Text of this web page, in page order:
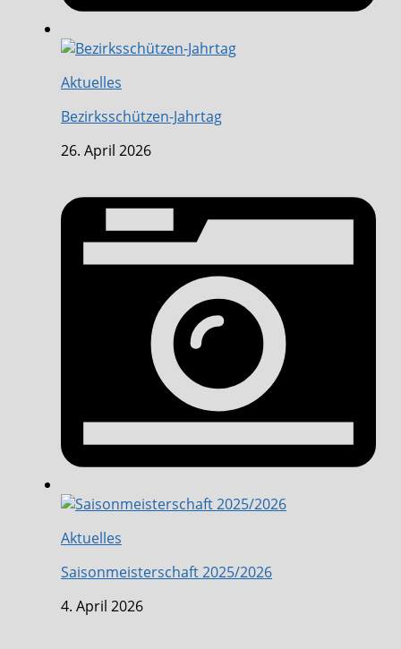
Aktuelles
Bezirksschützen-Jahrtag
26. April 2026
Aktuelles
Saisonmeisterschaft 2025/2026
4. April 2026